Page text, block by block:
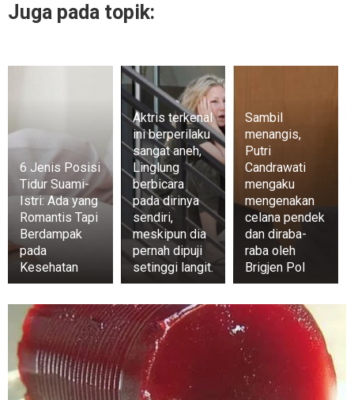
Juga pada topik:
6 Jenis Posisi
Tidur Suami-
Istri: Ada yang
Romantis Tapi
Berdampak
pada
Kesehatan
Aktris terkenal
ini berperilaku
sangat aneh,
Linglung
berbicara
pada dirinya
sendiri,
meskipun dia
pernah dipuji
setinggi langit.
Sambil
menangis,
Putri
Candrawati
mengaku
mengenakan
celana pendek
dan diraba-
raba oleh
Brigjen Pol